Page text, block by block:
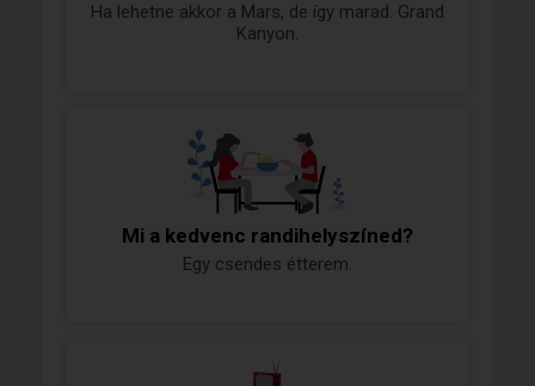
Ha lehetne akkor a Mars, de így marad. Grand
Kanyon.
Mi a kedvenc randihelyszíned?
Egy csendes étterem.